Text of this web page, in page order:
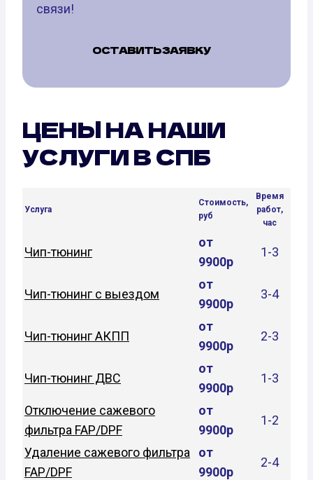
связи!
ОСТАВИТЬ ЗАЯВКУ
ЦЕНЫ НА НАШИ
УСЛУГИ В СПБ
Услуга
Стоимость,
руб
Время
работ,
час
Чип-тюнинг
от
9900р
1-3
Чип-тюнинг с выездом
от
9900р
3-4
Чип-тюнинг АКПП
от
9900р
2-3
Чип-тюнинг ДВС
от
9900р
1-3
Отключение сажевого
фильтра FAP/DPF
от
9900р
1-2
Удаление сажевого фильтра
FAP/DPF
от
9900р
2-4